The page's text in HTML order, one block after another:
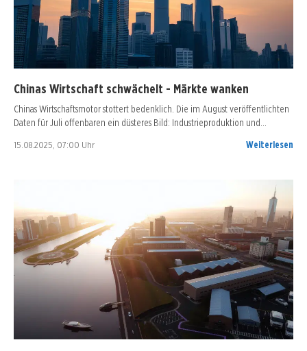
Chinas Wirtschaft schwächelt - Märkte wanken
Chinas Wirtschaftsmotor stottert bedenklich. Die im August veröffentlichten
Daten für Juli offenbaren ein düsteres Bild: Industrieproduktion und…
15.08.2025, 07:00 Uhr Weiterlesen